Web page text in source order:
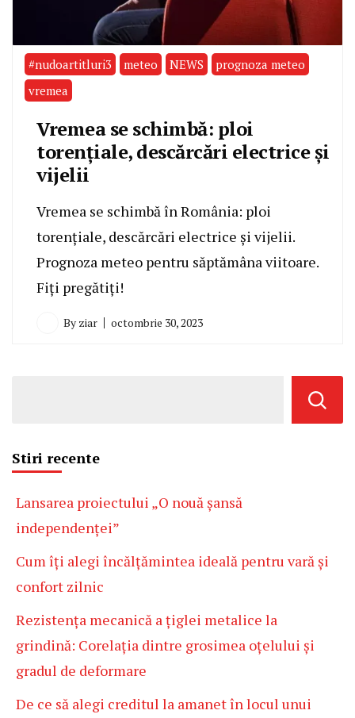
#nudoartitluri3 meteo NEWS
prognoza meteo
vremea
Vremea se schimbă: ploi
torențiale, descărcări electrice și
vijelii
Vremea se schimbă în România: ploi
torențiale, descărcări electrice și vijelii.
Prognoza meteo pentru săptămâna viitoare.
Fiți pregătiți!
By ziar octombrie 30, 2023
Stiri recente
Lansarea proiectului „O nouă șansă
independenței”
Cum îți alegi încălțămintea ideală pentru vară și
confort zilnic
Rezistența mecanică a țiglei metalice la
grindină: Corelația dintre grosimea oțelului și
gradul de deformare
De ce să alegi creditul la amanet în locul unui